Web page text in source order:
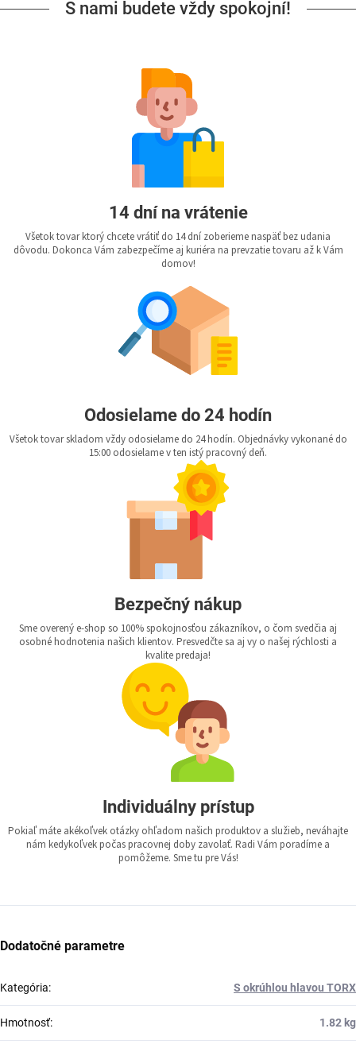
S nami budete vždy spokojní!
14 dní na vrátenie
Všetok tovar ktorý chcete vrátiť do 14 dní zoberieme naspäť bez udania
dôvodu. Dokonca Vám zabezpečíme aj kuriéra na prevzatie tovaru až k Vám
domov!
Odosielame do 24 hodín
Všetok tovar skladom vždy odosielame do 24 hodín. Objednávky vykonané do
15:00 odosielame v ten istý pracovný deň.
Bezpečný nákup
Sme overený e-shop so 100% spokojnosťou zákazníkov, o čom svedčia aj
osobné hodnotenia našich klientov. Presvedčte sa aj vy o našej rýchlosti a
kvalite predaja!
Individuálny prístup
Pokiaľ máte akékoľvek otázky ohľadom našich produktov a služieb, neváhajte
nám kedykoľvek počas pracovnej doby zavolať. Radi Vám poradíme a
pomôžeme. Sme tu pre Vás!
Dodatočné parametre
Kategória: S okrúhlou hlavou TORX
Hmotnosť: 1.82 kg